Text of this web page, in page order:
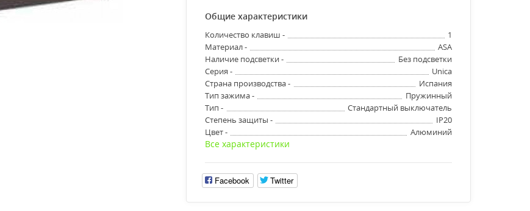
Общие характеристики
Количество клавиш -
1
Материал -
ASA
Наличие подсветки -
Без подсветки
Серия -
Unica
Страна производства -
Испания
Тип зажима -
Пружинный
Тип -
Стандартный выключатель
Степень защиты -
IP20
Цвет -
Алюминий
Все характеристики
Facebook Twitter